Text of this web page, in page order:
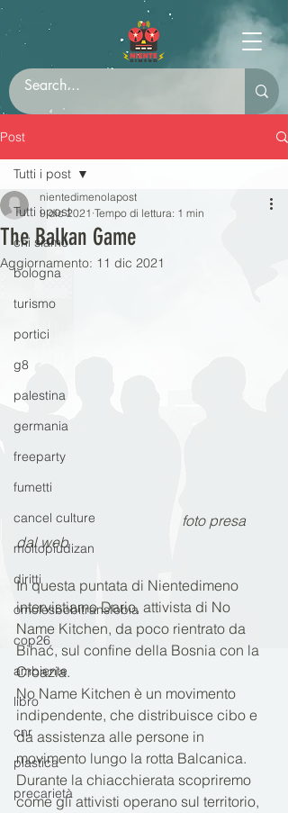
Post
Tutti i post
chi siamo
bologna
turismo
portici
g8
palestina
germania
freeparty
fumetti
cancel culture
moltopiùdizan
diritti
omolesbobitransfobia
cop26
ambiente
libro
cnr
plastica
precarietà
Tutti i post
The Balkan Game
nientedimenolapost
9 dic 2021 Tempo di lettura: 1 min
Aggiornamento: 11 dic 2021
foto presa
dal web
In questa puntata di Nientedimeno
intervistiamo Dario, attivista di No
Name Kitchen, da poco rientrato da
Bihać, sul confine della Bosnia con la
Croazia.
No Name Kitchen è un movimento
indipendente, che distribuisce cibo e
da assistenza alle persone in
movimento lungo la rotta Balcanica.
Durante la chiacchierata scopriremo
come gli attivisti operano sul territorio,